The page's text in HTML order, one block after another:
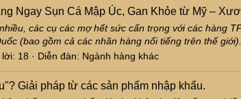
Ngay Sụn Cá Mập Úc, Gan Khỏe từ Mỹ –
các cụ các mợ hết sức cẩn trọng với các hàng
(bao gồm cả các nhãn hàng nổi tiếng trên thế
lời: 18 Diễn đàn: Ngành hàng khác
Giải pháp từ các sản phẩm nhập khẩu.